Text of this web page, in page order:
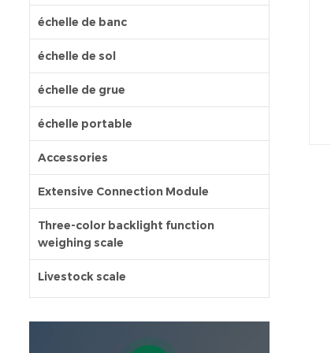
échelle de banc
échelle de sol
échelle de grue
échelle portable
Accessories
Extensive Connection Module
Three-color backlight function
weighing scale
Livestock scale